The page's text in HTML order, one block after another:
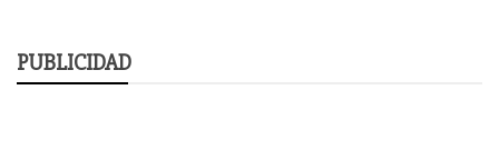
PUBLICIDAD